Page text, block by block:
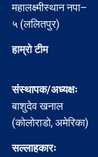
महालक्ष्मीस्थान नपा–
५ (ललितपुर)
हाम्रो टीम
संस्थापक/अध्यक्षः
बाशुदेव खनाल
(कोलोराडो, अमेरिका)
सल्लाहकारः